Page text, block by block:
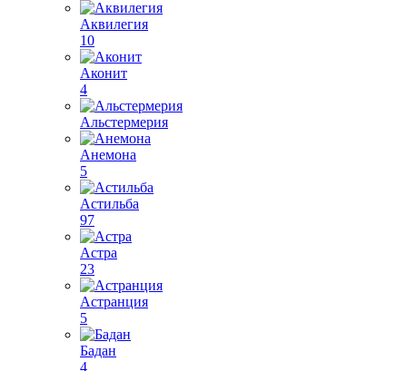
Аквилегия
10
Аконит
4
Альстермерия
Анемона
5
Астильба
97
Астра
23
Астранция
5
Бадан
4